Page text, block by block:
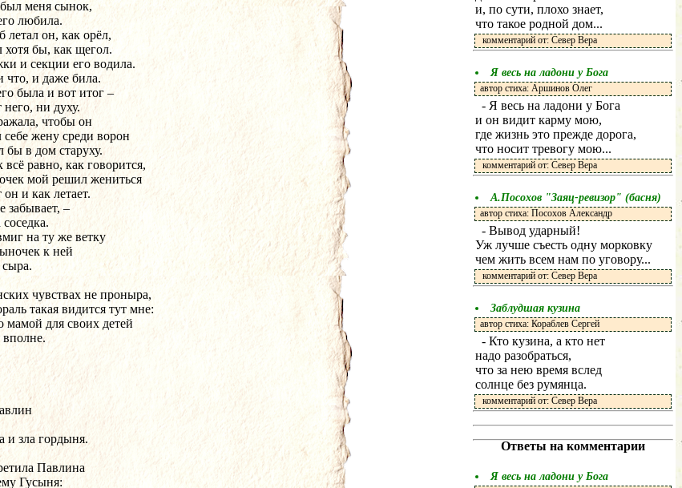
меня сынок,
любила.
летал он, как орёл,
хотя бы, как щегол.
и секции его водила.
что, и даже била.
была и вот итог –
ни духу.
чтобы он
жену среди ворон
бы в дом старуху.
равно, как говорится,
мой решил жениться
и как летает.
забывает, –
на ту же ветку
к ней
чувствах не проныра,
такая видится тут мне:
мамой для своих детей
вполне.
и зла гордыня.
Павлина
Гусыня:
и, по сути, плохо знает,
что такое родной дом...
комментарий от: Север Вера
Я весь на ладони у Бога
автор стиха: Аршинов Олег
- Я весь на ладони у Бога
и он видит карму мою,
где жизнь это прежде дорога,
что носит тревогу мою...
комментарий от: Север Вера
А.Посохов "Заяц-ревизор" (басня)
автор стиха: Посохов Александр
- Вывод ударный!
Уж лучше съесть одну морковку
чем жить всем нам по уговору...
комментарий от: Север Вера
Заблудшая кузина
автор стиха: Кораблев Сергей
- Кто кузина, а кто нет
надо разобраться,
что за нею время вслед
солнце без румянца.
комментарий от: Север Вера
Ответы на комментарии
Я весь на ладони у Бога